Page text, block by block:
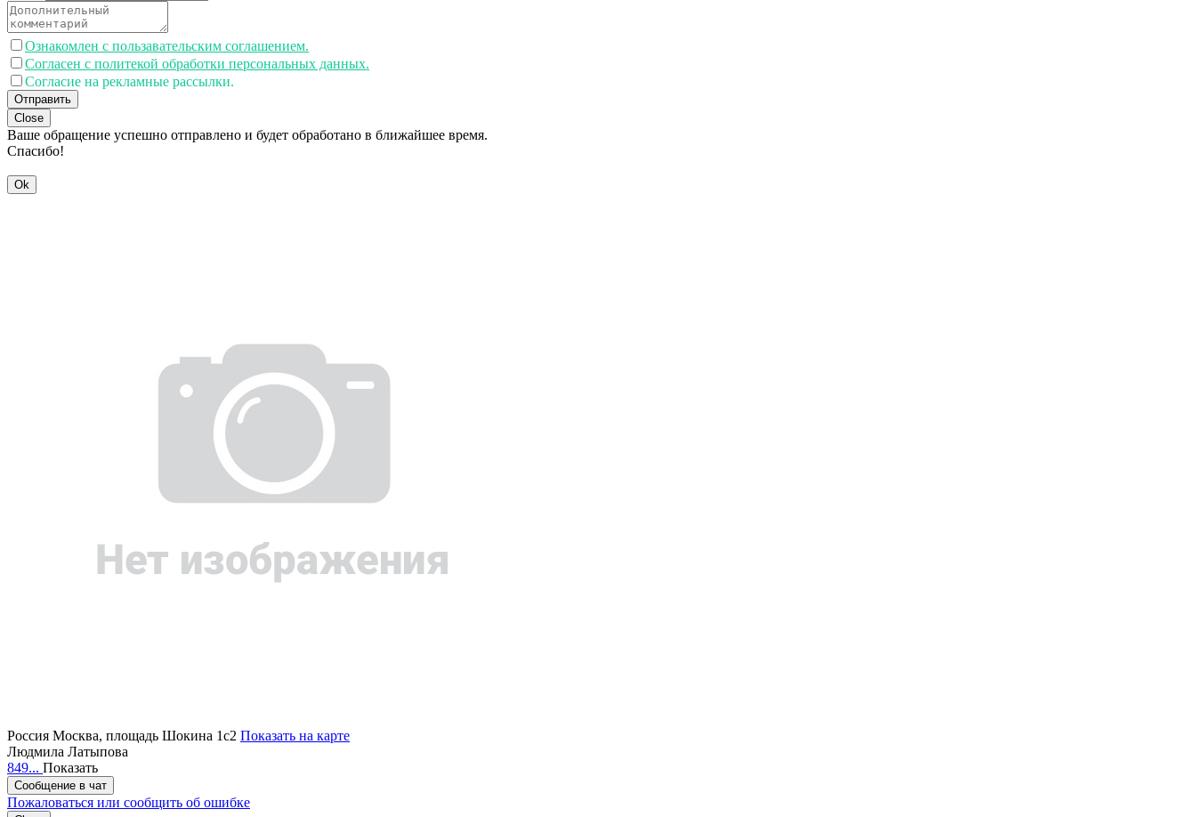
Ознакомлен с пользавательским соглашением.
Согласен с политекой обработки персональных данных.
Согласие на рекламные рассылки.
Отправить
Close
Ваше обращение успешно отправлено и будет обработано в ближайшее время.
Спасибо!
Ok
Россия Москва, площадь Шокина 1с2 Показать на карте
Людмила Латыпова
849... Показать
Сообщение в чат
Пожаловаться или сообщить об ошибке